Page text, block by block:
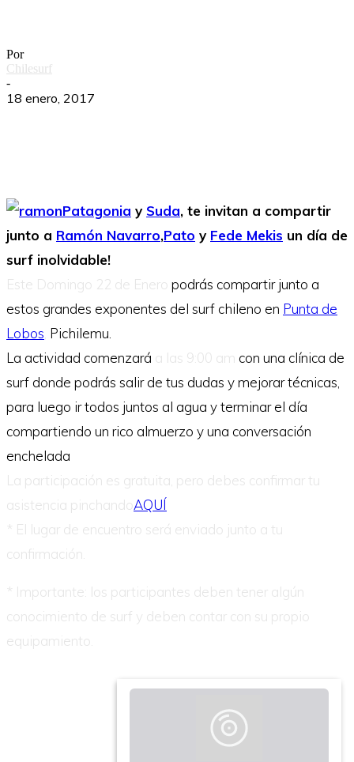
Por
Chilesurf
-
18 enero, 2017
Patagonia y Suda, te invitan a compartir
junto a Ramón Navarro,Pato y Fede Mekis un día de
surf inolvidable!
Este Domingo 22 de Enero podrás compartir junto a
estos grandes exponentes del surf chileno en Punta de
Lobos Pichilemu.
La actividad comenzará a las 9:00 am con una clínica de
surf donde podrás salir de tus dudas y mejorar técnicas,
para luego ir todos juntos al agua y terminar el día
compartiendo un rico almuerzo y una conversación
enchelada
La participación es gratuita, pero debes confirmar tu
asistencia pinchandoAQUÍ
* El lugar de encuentro será enviado junto a tu
confirmación.
* Importante: los participantes deben tener algún
conocimiento de surf y deben contar con su propio
equipamiento.